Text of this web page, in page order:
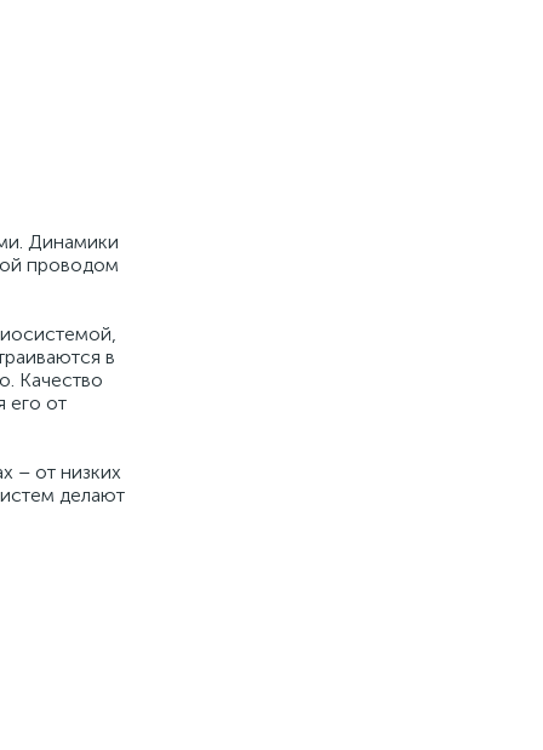
Динамики
проводом
в
Качество
его от
– от низких
делают